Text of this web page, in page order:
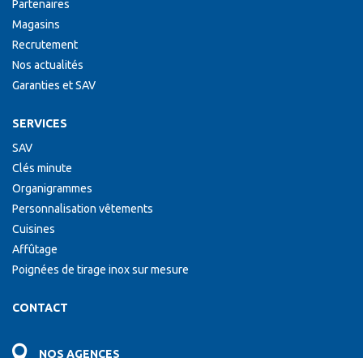
Partenaires
Magasins
Recrutement
Nos actualités
Garanties et SAV
SERVICES
SAV
Clés minute
Organigrammes
Personnalisation vêtements
Cuisines
Affûtage
Poignées de tirage inox sur mesure
CONTACT
NOS AGENCES